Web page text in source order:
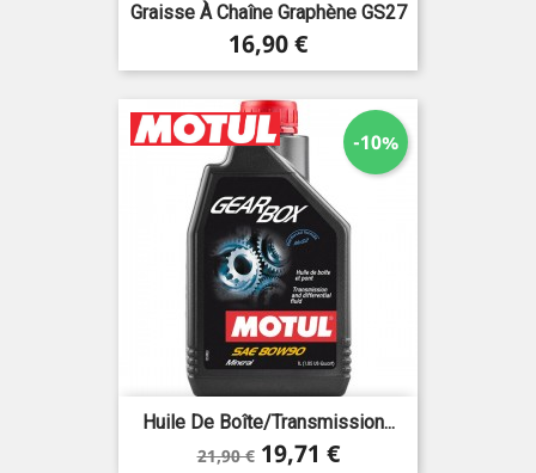
Graisse À Chaîne Graphène GS27
Prix
16,90 €
Huile De Boîte/transmission...
Prix
21,90 € Prix
19,71 €
-10%